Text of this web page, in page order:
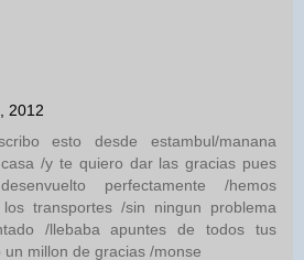
2012
esto desde estambul/manana
/y te quiero dar las gracias pues
perfectamente /hemos
transportes /sin ningun problema
/llebaba apuntes de todos tus
millon de gracias /monse